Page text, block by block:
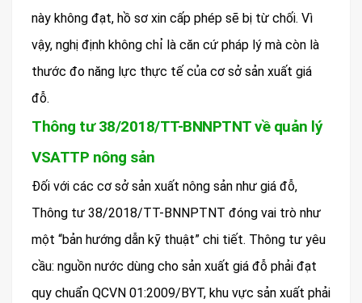
này không đạt, hồ sơ xin cấp phép sẽ bị từ chối. Vì
vậy, nghị định không chỉ là căn cứ pháp lý mà còn là
thước đo năng lực thực tế của cơ sở sản xuất giá
đỗ.
Thông tư 38/2018/TT-BNNPTNT về quản lý
VSATTP nông sản
Đối với các cơ sở sản xuất nông sản như giá đỗ,
Thông tư 38/2018/TT-BNNPTNT đóng vai trò như
một “bản hướng dẫn kỹ thuật” chi tiết. Thông tư yêu
cầu: nguồn nước dùng cho sản xuất giá đỗ phải đạt
quy chuẩn QCVN 01:2009/BYT, khu vực sản xuất phải